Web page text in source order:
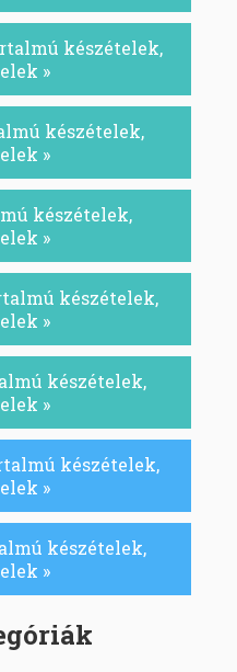
készételek,
»
készételek,
»
készételek,
»
készételek,
»
készételek,
»
készételek,
»
készételek,
»